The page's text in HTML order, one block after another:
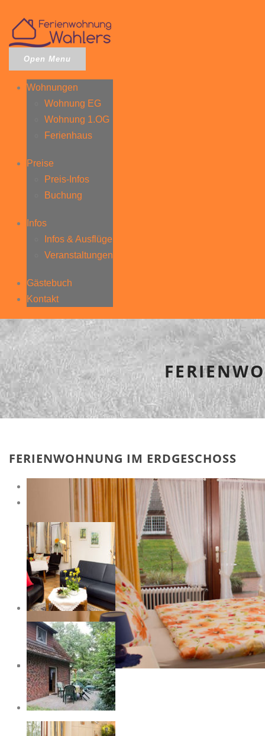
Open Menu
Wohnungen
Wohnung EG
Wohnung 1.OG
Ferienhaus
Preise
Preis-Infos
Buchung
Infos
Infos & Ausflüge
Veranstaltungen
Gästebuch
Kontakt
FERIENWOHNUNG IM ERDGESCHOSS